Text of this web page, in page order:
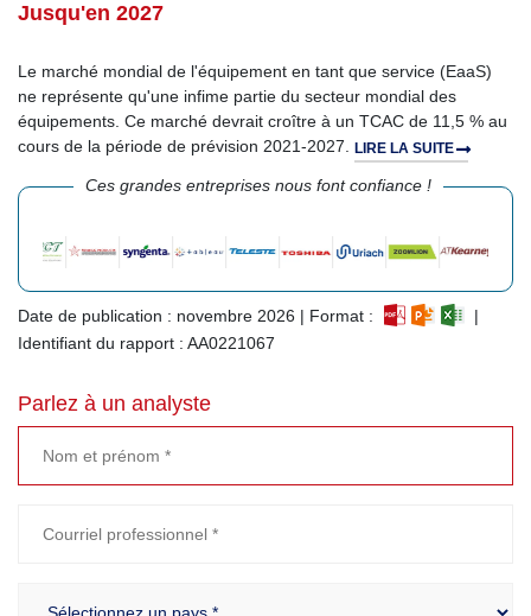
Jusqu'en 2027
Le marché mondial de l'équipement en tant que service (EaaS)
ne représente qu'une infime partie du secteur mondial des
équipements. Ce marché devrait croître à un TCAC de 11,5 % au
cours de la période de prévision 2021-2027. LIRE LA SUITE
Ces grandes entreprises nous font confiance !
Date de publication : novembre 2026 | Format :
|
Identifiant du rapport : AA0221067
Parlez à un analyste